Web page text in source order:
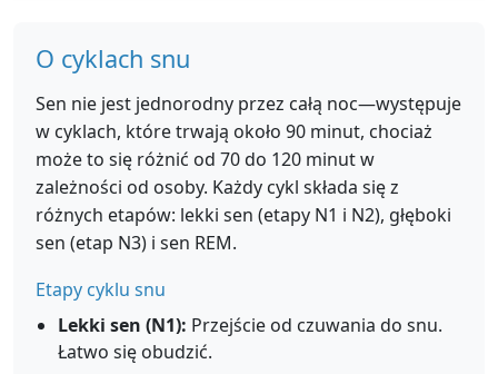
O cyklach snu
Sen nie jest jednorodny przez całą noc—występuje
w cyklach, które trwają około 90 minut, chociaż
może to się różnić od 70 do 120 minut w
zależności od osoby. Każdy cykl składa się z
różnych etapów: lekki sen (etapy N1 i N2), głęboki
sen (etap N3) i sen REM.
Etapy cyklu snu
Lekki sen (N1): Przejście od czuwania do snu.
Łatwo się obudzić.